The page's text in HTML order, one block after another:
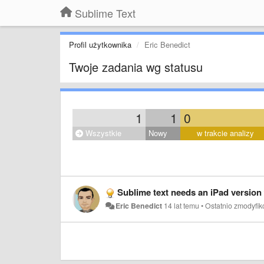
Sublime Text
Profil użytkownika Eric Benedict
Twoje zadania wg statusu
1 1 0
Wszystkie Nowy w trakcie analizy
Sublime text needs an iPad
Eric Benedict 14 lat temu •Ostatnio